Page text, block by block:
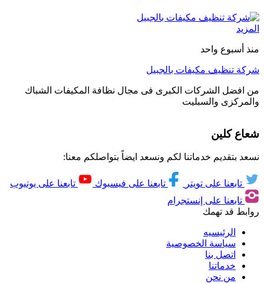
المزيد
منذ أسبوع واحد
شركة تنظيف مكيفات بالجبيل
من افضل الشركات الكبرى فى مجال نظافة المكيفات الشباك
والمركزى والسبليت
شعاع كلين
نسعد بتقديم خدماتنا لكم ونسعد ايضاً بتواصلكم معنا:
تابعنا على تويتر تابعنا على فيسبوك
تابعنا على يوتيوب
تابعنا على إنستجرام
روابط قد تهمك
الرئيسيه
سياسة الخصوصية
اتصل بنا
خدماتنا
من نحن